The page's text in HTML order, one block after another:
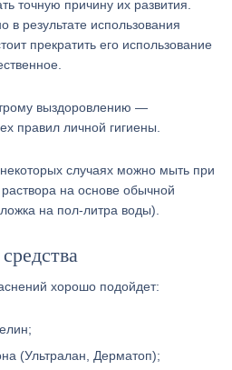
точную причину их развития.
в результате использования
прекратить его использование
выздоровлению —
правил личной гигиены.
случаях можно мыть при
на основе обычной
на пол-литра воды).
хорошо подойдет:
(Ультралан, Дерматоп);